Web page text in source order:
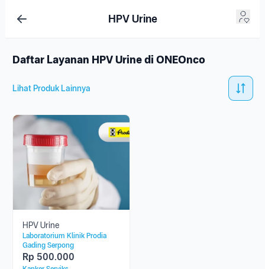
HPV Urine
Daftar Layanan HPV Urine di ONEOnco
Lihat Produk Lainnya
HPV Urine
Laboratorium Klinik Prodia
Gading Serpong
Rp 500.000